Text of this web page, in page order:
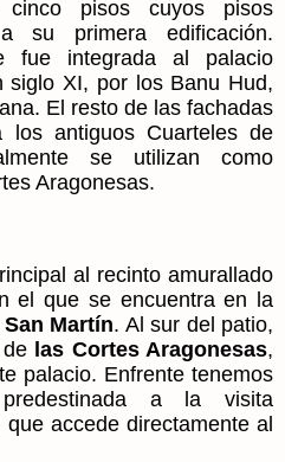
cinco pisos cuyos pisos
su primera edificación.
fue integrada al palacio
siglo XI, por los Banu Hud,
El resto de las fachadas
los antiguos Cuarteles de
se utilizan como
Aragonesas.
al recinto amurallado
el que se encuentra en la
Martín. Al sur del patio,
las Cortes Aragonesas,
palacio. Enfrente tenemos
a la visita
accede directamente al